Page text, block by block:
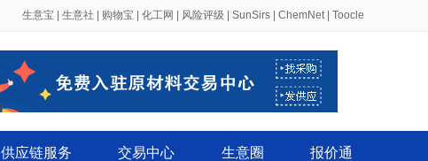
生意宝 生意社 购物宝 化工网 风险评级 SunSirs ChemNet| Toocle
供应链服务 交易中心 生意圈 报价通